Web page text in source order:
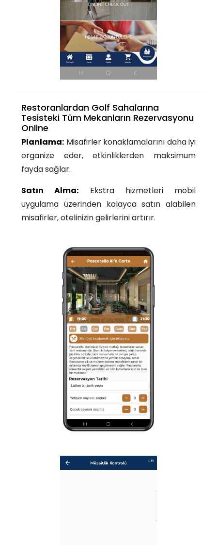
Restoranlardan Golf Sahalarına
Tesisteki Tüm Mekanların Rezervasyonu
Online
Planlama: Misafirler konaklamalarını daha iyi
organize eder, etkinliklerden maksimum
fayda sağlar.
Satın Alma: Ekstra hizmetleri mobil
uygulama üzerinden kolayca satın alabilen
misafirler, otelinizin gelirlerini artırır.